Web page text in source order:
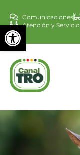
Abrir
Comunicaciones
Atención y